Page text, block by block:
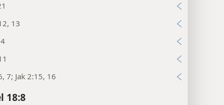
13
7; Jak 2:15, 16
18:8